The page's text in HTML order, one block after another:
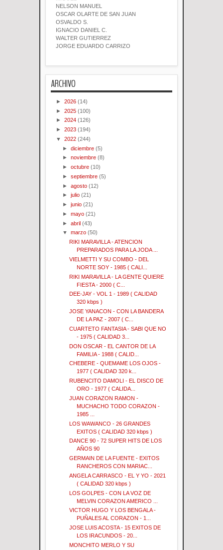
NELSON MANUEL
OSCAR OLARTE DE SAN JUAN
OSVALDO S.
IGNACIO DANIEL C.
WALTER GUTIERREZ
JORGE EDUARDO CARRIZO
ARCHIVO
► 2026 (14)
► 2025 (100)
► 2024 (126)
► 2023 (194)
▼ 2022 (244)
►diciembre (5)
►noviembre (8)
►octubre (10)
►septiembre (5)
►agosto (12)
►julio (21)
►junio (21)
►mayo (21)
►abril (43)
▼marzo (50)
RIKI MARAVILLA - ATENCION
PREPARADOS PARA LA JODA ...
VIELMETTI Y SU COMBO - DEL
NORTE SOY - 1985 ( CALI...
RIKI MARAVILLA - LA GENTE QUIERE
FIESTA - 2000 ( C...
DEE-JAY - VOL 1 - 1989 ( CALIDAD
320 kbps )
JOSE YANACON - CON LA BANDERA
DE LA PAZ - 2007 ( C...
CUARTETO FANTASIA - SABI QUE NO
- 1975 ( CALIDAD 3...
DON OSCAR - EL CANTOR DE LA
FAMILIA - 1988 ( CALID...
CHEBERE - QUEMAME LOS OJOS -
1977 ( CALIDAD 320 k...
RUBENCITO DAMOLI - EL DISCO DE
ORO - 1977 ( CALIDA...
JUAN CORAZON RAMON -
MUCHACHO TODO CORAZON -
1985 ...
LOS WAWANCO - 26 GRANDES
EXITOS ( CALIDAD 320 kbps )
DANCE 90 - 72 SUPER HITS DE LOS
AÑOS 90
GERMAIN DE LA FUENTE - EXITOS
RANCHEROS CON MARIAC...
ANGELA CARRASCO - EL Y YO - 2021
( CALIDAD 320 kbps )
LOS GOLPES - CON LA VOZ DE
MELVIN CORAZON AMERICO ...
VICTOR HUGO Y LOS BENGALA -
PUÑALES AL CORAZON - 1...
JOSE LUIS ACOSTA - 15 EXITOS DE
LOS IRACUNDOS - 20...
MONCHITO MERLO Y SU